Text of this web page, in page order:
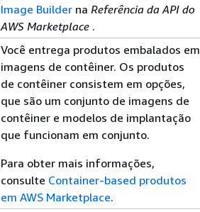
Image Builder na Referência da API do
AWS Marketplace .
Você entrega produtos embalados em
imagens de contêiner. Os produtos
de contêiner consistem em opções,
que são um conjunto de imagens de
contêiner e modelos de implantação
que funcionam em conjunto.
Para obter mais informações,
consulte Container-based produtos
em AWS Marketplace.